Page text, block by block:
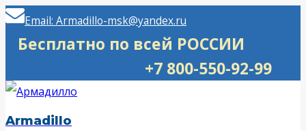
Перейти
Email: Armadillo-msk@yandex.ru
Бесплатно по всей РОССИИ
+7 800-550-92-99
Armadillo